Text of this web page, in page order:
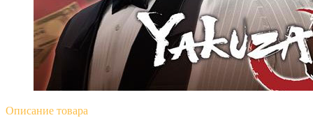
Описание товара